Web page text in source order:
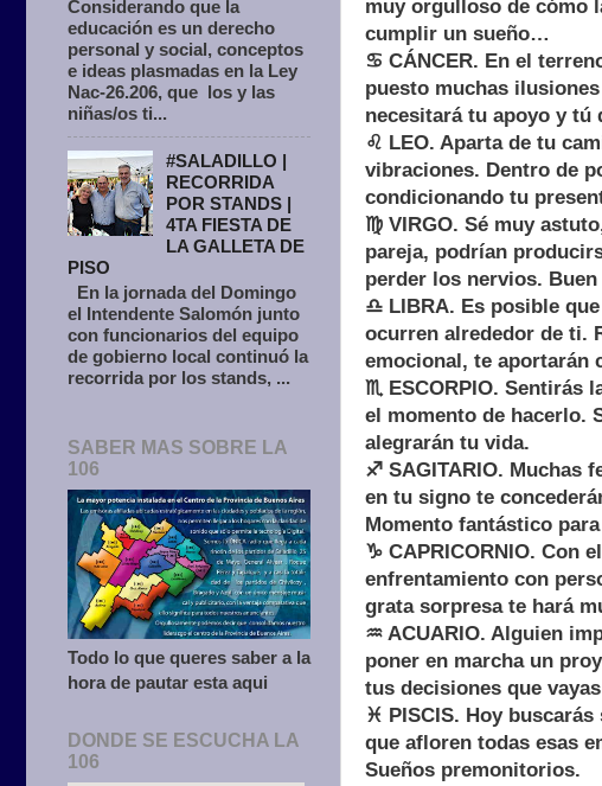
muy orgulloso de cómo
cumplir un sueño…
♋ CÁNCER. En el
puesto muchas
necesitará tu apoyo y tú
♌ LEO. Aparta de tu
vibraciones. Dentro de
condicionando tu
♍ VIRGO. Sé muy
pareja, podrían
perder los nervios.
♎ LIBRA. Es posible
ocurren alrededor de ti.
emocional, te aportarán
♏ ESCORPIO. Sentirás
el momento de hacerlo.
alegrarán tu vida.
♐ SAGITARIO. Muchas
en tu signo te
Momento fantástico
♑ CAPRICORNIO. Con
enfrentamiento con
grata sorpresa te hará
♒ ACUARIO. Alguien
poner en marcha un
tus decisiones que
♓ PISCIS. Hoy
que afloren todas esas
Sueños premonitorios.
Considerando que la
educación es un derecho
personal y social, conceptos
e ideas plasmadas en la Ley
Nac-26.206, que los y las
niñas/os ti...
#SALADILLO |
RECORRIDA
POR STANDS |
4TA FIESTA DE
LA GALLETA DE
PISO
En la jornada del Domingo
el Intendente Salomón junto
con funcionarios del equipo
de gobierno local continuó la
recorrida por los stands, ...
SABER MAS SOBRE LA
106
Todo lo que queres saber a la
hora de pautar esta aqui
DONDE SE ESCUCHA LA
106